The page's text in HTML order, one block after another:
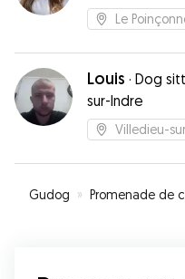
Le
Louis · Dog
sur-Indre
Villedieu-
Gudog » Promenade de